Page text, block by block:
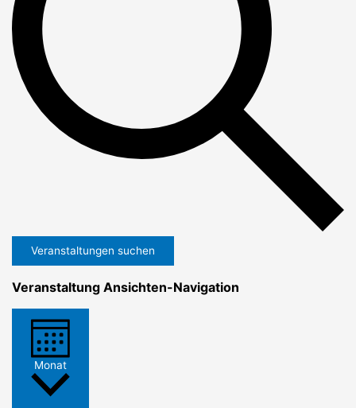
Veranstaltungen suchen
Veranstaltung Ansichten-Navigation
Monat